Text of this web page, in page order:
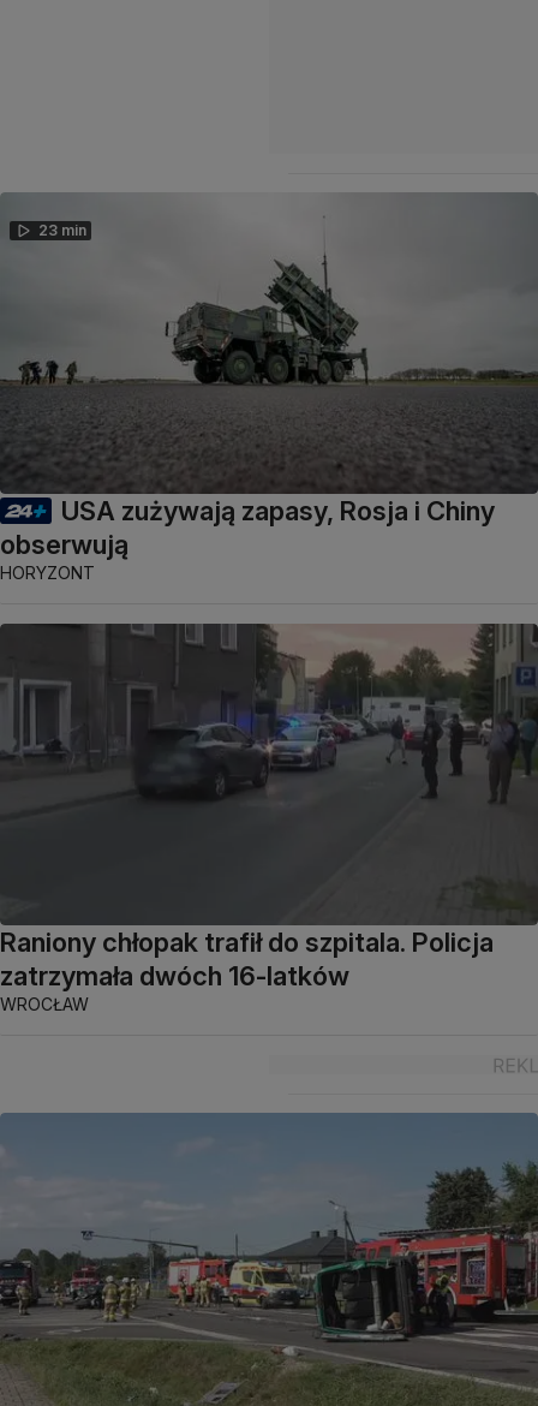
23 min
USA zużywają zapasy, Rosja i Chiny
obserwują
HORYZONT
Raniony chłopak trafił do szpitala. Policja
zatrzymała dwóch 16-latków
WROCŁAW